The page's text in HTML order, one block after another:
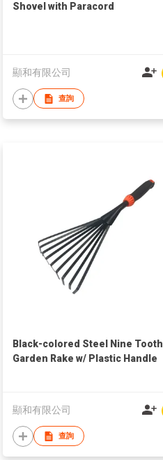
Shovel with Paracord
顯和有限公司
查詢
Black-colored Steel Nine Tooth
Garden Rake w/ Plastic Handle
顯和有限公司
查詢